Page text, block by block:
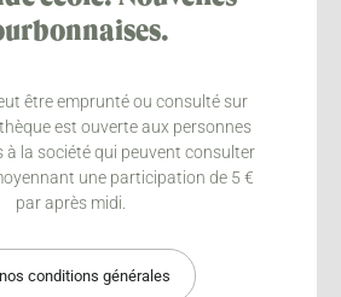
être emprunté ou consulté sur
est ouverte aux personnes
à la société qui peuvent consulter
une participation de 5 €
par après midi.
conditions générales